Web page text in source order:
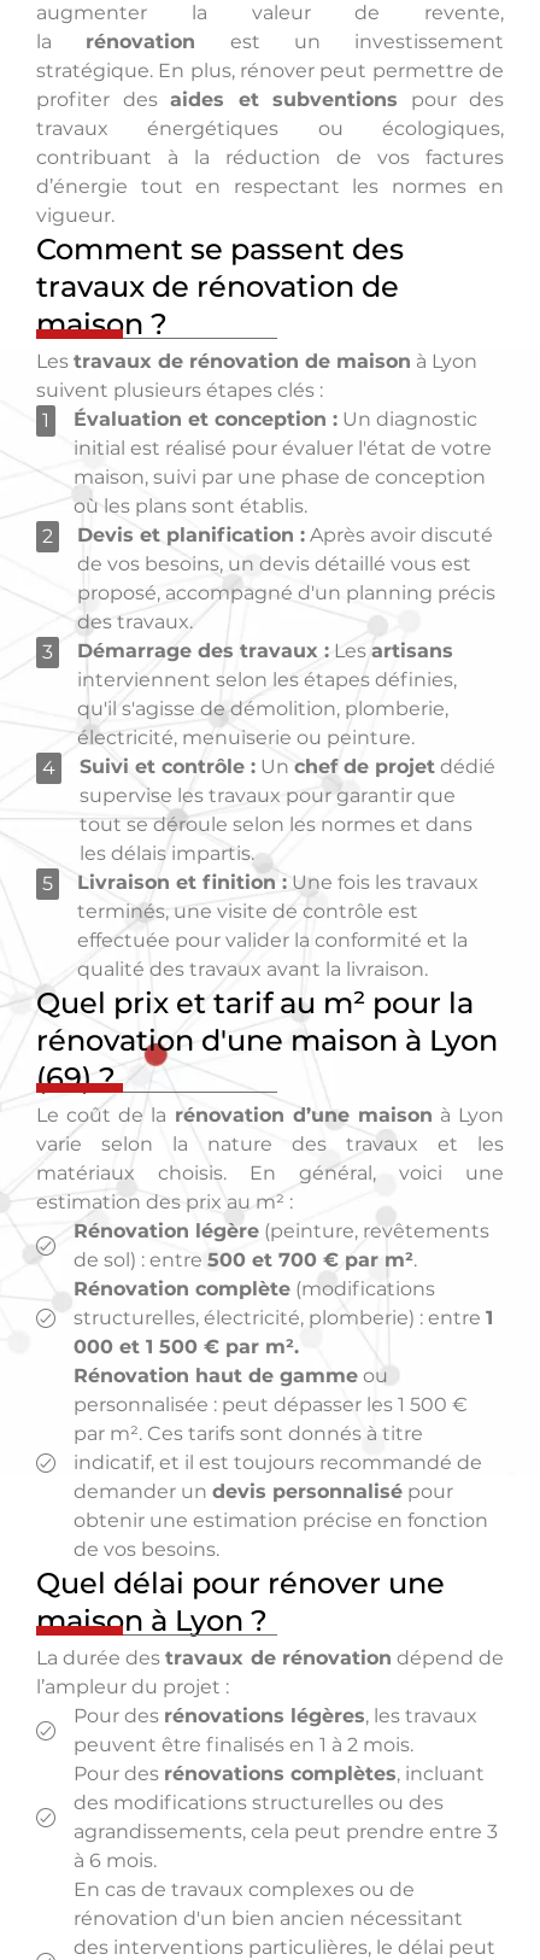
augmenter la valeur de revente,
la rénovation est un investissement
stratégique. En plus, rénover peut permettre de
profiter des aides et subventions pour des
travaux énergétiques ou écologiques,
contribuant à la réduction de vos factures
d’énergie tout en respectant les normes en
vigueur.
Comment se passent des
travaux de rénovation de
maison ?
Les travaux de rénovation de maison à Lyon
suivent plusieurs étapes clés :
1
Évaluation et conception : Un diagnostic
initial est réalisé pour évaluer l'état de votre
maison, suivi par une phase de conception
où les plans sont établis.
2
Devis et planification : Après avoir discuté
de vos besoins, un devis détaillé vous est
proposé, accompagné d'un planning précis
des travaux.
3
Démarrage des travaux : Les artisans
interviennent selon les étapes définies,
qu'il s'agisse de démolition, plomberie,
électricité, menuiserie ou peinture.
4
Suivi et contrôle : Un chef de projet dédié
supervise les travaux pour garantir que
tout se déroule selon les normes et dans
les délais impartis.
5
Livraison et finition : Une fois les travaux
terminés, une visite de contrôle est
effectuée pour valider la conformité et la
qualité des travaux avant la livraison.
Quel prix et tarif au m² pour la
rénovation d'une maison à Lyon
(69) ?
Le coût de la rénovation d’une maison à Lyon
varie selon la nature des travaux et les
matériaux choisis. En général, voici une
estimation des prix au m² :
Rénovation légère (peinture, revêtements
de sol) : entre 500 et 700 € par m².
Rénovation complète (modifications
structurelles, électricité, plomberie) : entre 1
000 et 1 500 € par m².
Rénovation haut de gamme ou
personnalisée : peut dépasser les 1 500 €
par m². Ces tarifs sont donnés à titre
indicatif, et il est toujours recommandé de
demander un devis personnalisé pour
obtenir une estimation précise en fonction
de vos besoins.
Quel délai pour rénover une
maison à Lyon ?
La durée destravaux de rénovation dépend de
l’ampleur du projet :
Pour des rénovations légères, les travaux
peuvent être finalisés en 1 à 2 mois.
Pour des rénovations complètes, incluant
des modifications structurelles ou des
agrandissements, cela peut prendre entre 3
à 6 mois.
En cas de travaux complexes ou de
rénovation d'un bien ancien nécessitant
des interventions particulières, le délai peut